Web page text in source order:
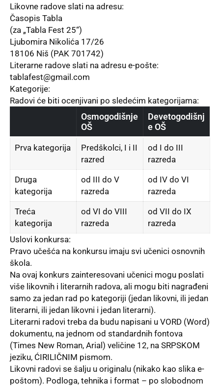
Likovne radove slati na adresu:
Časopis Tabla
(za „Tabla Fest 25“)
Ljubomira Nikolića 17/26
18106 Niš (PAK 701742)
Literarne radove slati na adresu e-pošte:
tablafest@gmail.com
Kategorije:
Radovi će biti ocenjivani po sledećim kategorijama:
Osmogodišnje
OŠ
Devetogodišnj
e OŠ
Prva kategorija
Predškolci, I i II
razred
od I do III
razreda
Druga
kategorija
od III do V
razreda
od IV do VI
razreda
Treća
kategorija
od VI do VIII
razreda
od VII do IX
razreda
Uslovi konkursa:
Pravo učešća na konkursu imaju svi učenici osnovnih
škola.
Na ovaj konkurs zainteresovani učenici mogu poslati
više likovnih i literarnih radova, ali mogu biti nagrađeni
samo za jedan rad po kategoriji (jedan likovni, ili jedan
literarni, ili jedan likovni i jedan literarni).
Literarni radovi treba da budu napisani u VORD (Word)
dokumentu, na jednom od standardnih fontova
(Times New Roman, Arial) veličine 12, na SRPSKOM
jeziku, ĆIRILIČNIM pismom.
Likovni radovi se šalјu u originalu (nikako kao slika e-
poštom). Podloga, tehnika i format – po slobodnom